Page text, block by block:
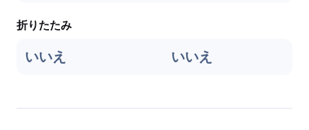
折りたたみ
いいえ いいえ